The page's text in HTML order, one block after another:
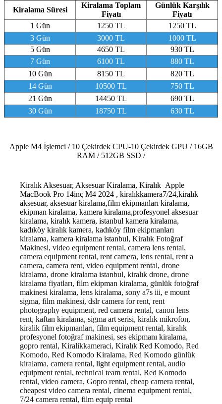
Kiralama Süresi
Kiralama Toplam
Fiyatı
Günlük Karşılık
Fiyatı
1 Gün
1250 TL
1250 TL
3 Gün
3000 TL
1000 TL
5 Gün
4650 TL
930 TL
7 Gün
6100 TL
880 TL
10 Gün
8150 TL
820 TL
14 Gün
10500 TL
750 TL
21 Gün
14450 TL
690 TL
30 Gün
18750 TL 630 TL
Apple M4 İşlemci / 10 Çekirdek CPU-10 Çekirdek GPU / 16GB
RAM / 512GB SSD /
Kiralık Aksesuar, Aksesuar Kiralama, Kiralık Apple
MacBook Pro 14inç M4 2024 , kiralıkkamera7/24,kiralık
aksesuar, aksesuar kiralama,film ekipmanları kiralama,
ekipman kiralama, kamera kiralama,profesyonel aksesuar
kiralama, kiralık kamera, istanbul kamera kiralama,
kadıköy kiralık kamera, kadıköy film ekipmanları
kiralama, kamera kiralama istanbul, Kiralık Fotoğraf
Makinesi, video equipment rental, camera lens rental,
camera equipment rental, rent camera, lens rental, rent a
camera, camera rent, video equipment rental, drone
kiralama, drone kiralama istanbul, kiralık drone, drone
kiralama fiyatları, film ekipman kiralama, günlük fotoğraf
makinesi kiralama, lens kiralama, sony a7s iii, e mount
sigma, film makinesi, dslr camera for rent, rent
photography equipment, red camera rental, canon lens
rent, kaftan kiralama, sigma art serisi, kiralık mikrofon,
kiralik film ekipmanları, film equipment rental, kiralık
profesyonel fotoğraf makinesi, ses ekipmanı kiralama,
gopro rental, Kiralikkameraci, Kiralık Red Komodo, Red
Komodo, Red Komodo Kiralama, Red Komodo günlük
kiralama, camera rental, light equipment rental, audio
equipment rental, technical team rental, Red Komodo
rental, video camera, Gopro rental, cheap camera rental,
cheapest video camera rental, cinema equipment rental,
7/24 camera rental, film equip rental